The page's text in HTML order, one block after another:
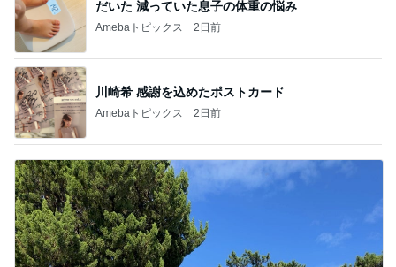
だいた 減っていた息子の体重の悩み
Amebaトピックス 2日前
川崎希 感謝を込めたポストカード
Amebaトピックス 2日前